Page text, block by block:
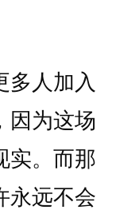
人加入
因为这场
实。而那
永远不会